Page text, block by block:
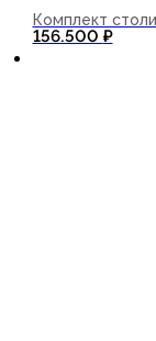
Комплект
156.500 ₽